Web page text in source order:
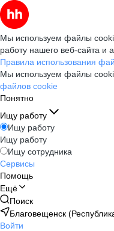
Мы используем файлы
работу нашего веб-сайта и
Правила использования
Мы используем файлы
файлов cookie
Понятно
Ищу работу
Ищу работу
Ищу работу
Ищу сотрудника
Сервисы
Помощь
Ещё
Поиск
Благовещенск
Войти